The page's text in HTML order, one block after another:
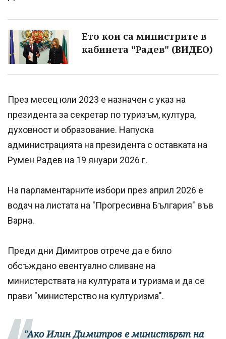
Ето кои са министрите в
кабинета "Радев" (ВИДЕО)
През месец юли 2023 е назначен с указ на
президента за секретар по туризъм, култура,
духовност и образование. Напуска
администрацията на президента с оставката на
Румен Радев на 19 януари 2026 г.
На парламентарните избори през април 2026 е
водач на листата на "Прогресивна България" във
Варна.
Преди дни Димитров отрече да е било
обсъждано евентуално сливане на
министерствата на културата и туризма и да се
прави "министерство на културизма".
"Ако Илин Димитров е министърът на